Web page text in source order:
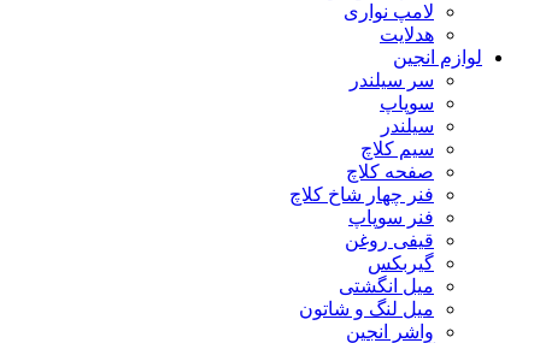
لامپ نواری
هدلایت
لوازم انجین
سر سیلندر
سوپاپ
سیلندر
سیم کلاچ
صفحه کلاچ
فنر چهار شاخ کلاچ
فنر سوپاپ
قیفی روغن
گیربکس
میل انگشتی
میل لنگ و شاتون
واشر انجین